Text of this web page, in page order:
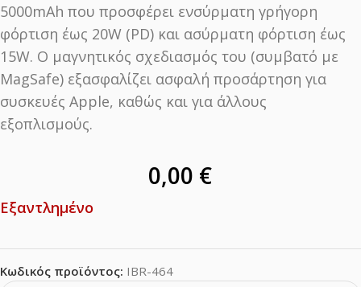
5000mAh που προσφέρει ενσύρματη γρήγορη
φόρτιση έως 20W (PD) και ασύρματη φόρτιση έως
15W. Ο μαγνητικός σχεδιασμός του (συμβατό με
MagSafe) εξασφαλίζει ασφαλή προσάρτηση για
συσκευές Apple, καθώς και για άλλους
εξοπλισμούς.
0,00 €
Εξαντλημένο
Κωδικός προϊόντος: IBR-464